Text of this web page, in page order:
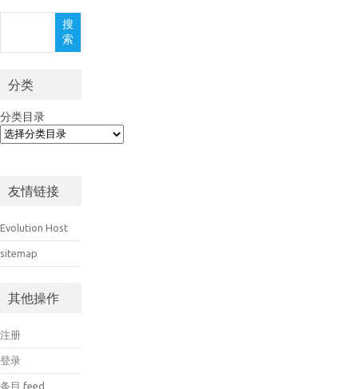
搜
索
分类
分类目录
友情链接
Evolution Host
sitemap
其他操作
注册
登录
条目 feed